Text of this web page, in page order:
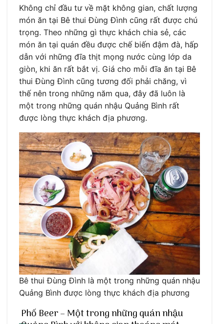
Không chỉ đầu tư về mặt không gian, chất lượng
món ăn tại Bê thui Đùng Đình cũng rất được chú
trọng. Theo những gì thực khách chia sẻ, các
món ăn tại quán đều được chế biến đậm đà, hấp
dẫn với những đĩa thịt mọng nước cùng lớp da
giòn, khi ăn rất bắt vị. Giá cho mỗi đĩa ăn tại Bê
thui Đùng Đình cũng tương đối phải chăng, vì
thế nên trong những năm qua, đây đã luôn là
một trong những quán nhậu Quảng Bình rất
được lòng thực khách địa phương.
Bê thui Đùng Đình là một trong những quán nhậu
Quảng Bình được lòng thực khách địa phương
Phố Beer – Một trong những quán nhậu